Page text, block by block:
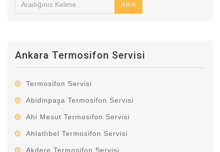
ARA
Ankara Termosifon Servisi
Termosifon Servisi
Abidinpaşa Termosifon Servisi
Ahi Mesut Termosifon Servisi
Ahlatlıbel Termosifon Servisi
Akdere Termosifon Servisi